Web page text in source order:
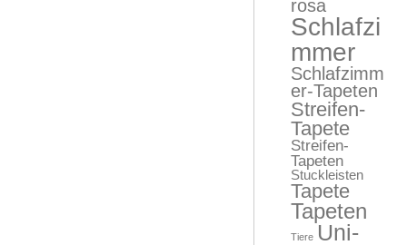
rosa
Schlafzi
mmer
Schlafzimm
er-Tapeten
Streifen-
Tapete
Streifen-
Tapeten
Stuckleisten
Tapete
Tapeten
Tiere Uni-